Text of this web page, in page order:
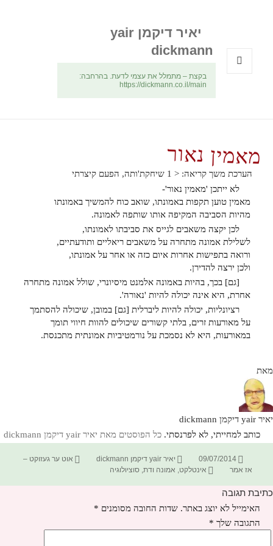
יאיר דיקמן yair
dickmann
בקצת – מתמלל את עצמי לדעת. בהרחבה:
https://dickmann.co.il/main
מאמין נאור
הערכת משך קריאה: < 1
שיחקת'ותה, הפעם קיצרתי
לא ייתכן 'מאמין נאור'-
מאמין טוען תקפות באמונתו, שואב כוח להמשיך באמונתו
מהיות הסביבה המקיפה אותו שותפה לאמונה.
לכן יקצה משאבים לגייס את סביבתו לאמונתו,
לשלילת אמונה מתחרה על משאבים ריאליים ותודעתיים,
ורואה בתפישות אחרות איום כזה או אחר על אמונתו,
ולכן ירצה להדירן.
[גם] בכך, בהיות באמונה אלמנט מיסיונרי, שולל אמונה מתחרה
אחרת, היא אינה יכולה להיות 'נאורה'.
רציונליות, יכולה להיות ליברלית [גם] במובן, שיכולה להסתמך
על מאורעות זרים, בלתי קשורים שיכולים להוות חיווי תומך
במאורעות, היא לא נסמכת על נורמטיביות אמונתית מתכנסת.
מאת
יאיר yair דיקמן dickmann
כותב למחייתי, לא לפרנסתי. כל הפוסטים מאת יאיר yair דיקמן dickmann‏
פורסם
בתאריך
09/07/2014 מחבר
יאיר yair דיקמן dickmann קטגוריות
אוט ער געזוקט –
אז אמר
תגיות
אינטלקט, אמונה ודת,סוציולוגיה
כתיבת תגובה
האימייל לא יוצג באתר. שדות החובה מסומנים *
התגובה שלך *